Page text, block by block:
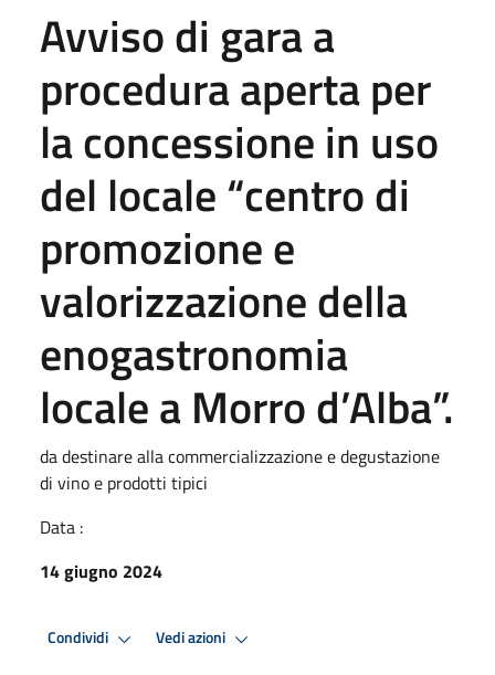
Avviso di gara a
procedura aperta per
la concessione in uso
del locale “centro di
promozione e
valorizzazione della
enogastronomia
locale a Morro d’Alba”.
da destinare alla commercializzazione e degustazione
di vino e prodotti tipici
Data :
14 giugno 2024
Condividi Vedi azioni